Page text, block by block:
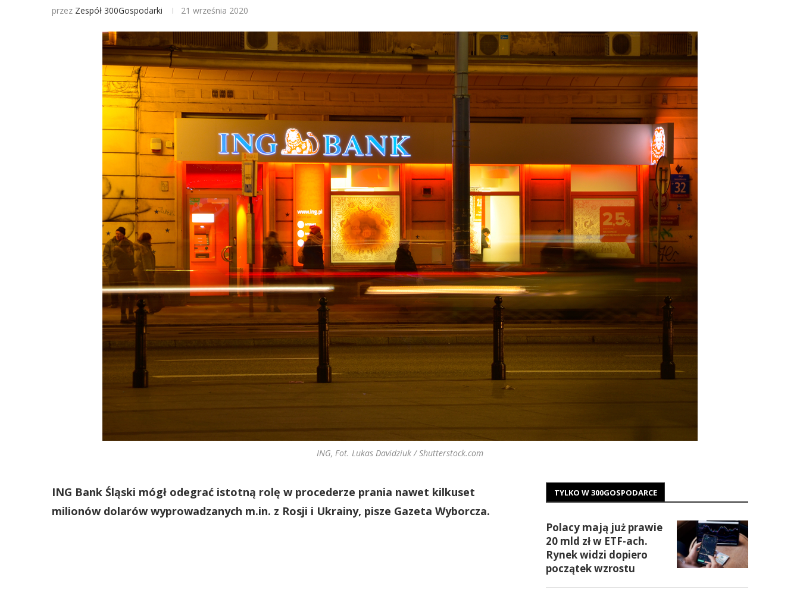
przez Zespół 300Gospodarki 21 września 2020
ING, Fot. Lukas Davidziuk / Shutterstock.com
ING Bank Śląski mógł odegrać istotną rolę w procederze prania nawet kilkuset
milionów dolarów wyprowadzanych m.in. z Rosji i Ukrainy, pisze Gazeta Wyborcza.
TYLKO W 300GOSPODARCE
Polacy mają już prawie
20 mld zł w ETF-ach.
Rynek widzi dopiero
początek wzrostu